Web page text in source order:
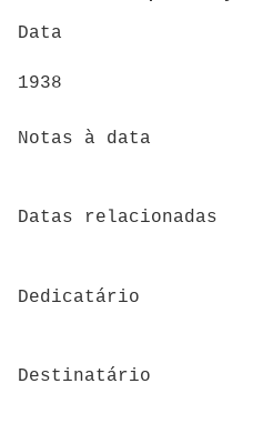
Data
1938
Notas à data
Datas relacionadas
Dedicatário
Destinatário